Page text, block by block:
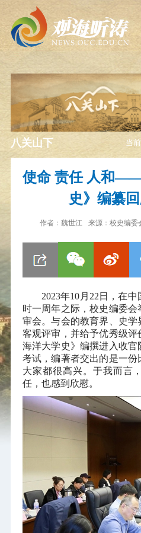
当
八关山下
使命 责任 人和
史》编纂
作者： 魏世江 来源： 校史编委
2023年10 月 22 日，在中
时一周年之际，校史编委
审会。与会的教育界、史学
客观评审，并给予优秀级评
海洋大学史》编撰进入收
考试，编著者交出的是一份
大家都很高兴。于我而言
任，也感到欣慰。